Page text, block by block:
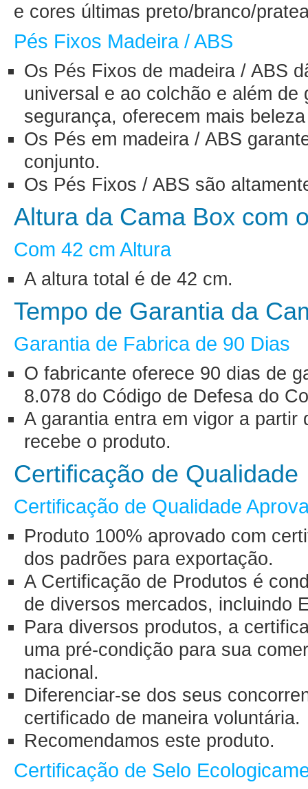
e cores últimas preto/branco/
Pés Fixos Madeira / ABS
Os Pés Fixos de madeira / ABS
universal e ao colchão e além de
segurança, oferecem mais
Os Pés em madeira / ABS
conjunto.
Os Pés Fixos / ABS são
Altura da Cama Box com
Com 42 cm Altura
A altura total é de 42 cm.
Tempo de Garantia da
Garantia de Fabrica de 90 Dias
O fabricante oferece 90 dias de
8.078 do Código de Defesa do
A garantia entra em vigor a partir
recebe o produto.
Certificação de Qualidade
Certificação de Qualidade
Produto 100% aprovado com
dos padrões para exportação.
A Certificação de Produtos é
de diversos mercados, incluindo
Para diversos produtos, a
uma pré-condição para sua
nacional.
Diferenciar-se dos seus
certificado de maneira voluntária.
Recomendamos este produto.
Certificação de Selo